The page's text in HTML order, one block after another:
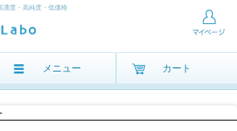
濃度・高純度・低価格
メニュー カート